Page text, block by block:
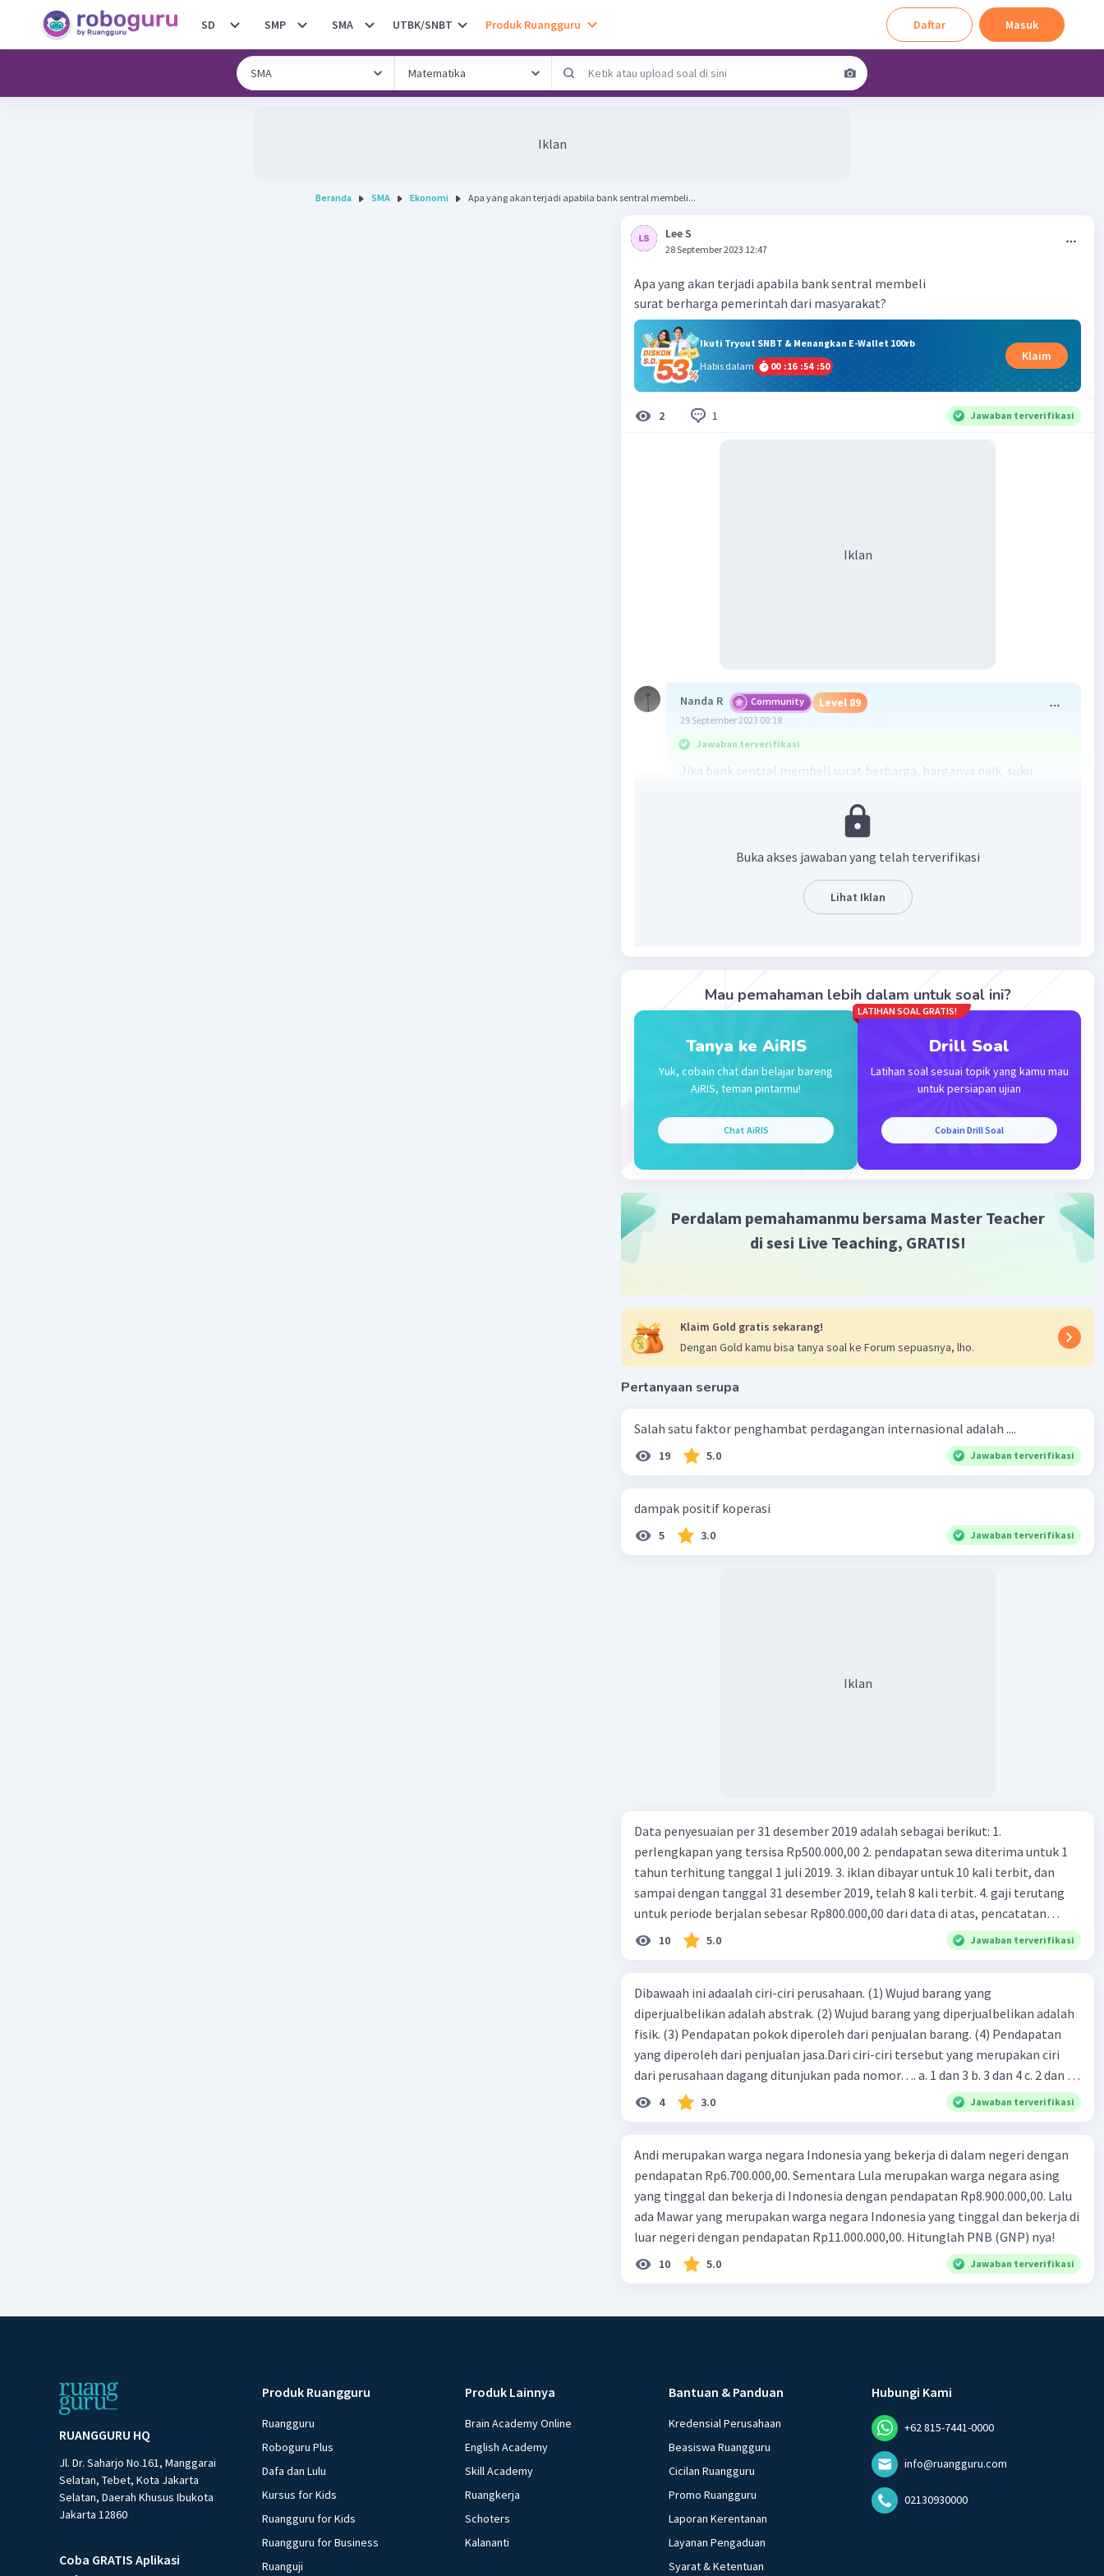
SD SMP SMA UTBK/SNBT Produk Ruangguru Daftar Masuk
Iklan
Beranda SMA Ekonomi Apa yang akan terjadi apabila bank sentral membeli...
Lee S
28 September 2023 12:47
Apa yang akan terjadi apabila bank sentral membeli
surat berharga pemerintah dari masyarakat?
Ikuti Tryout SNBT & Menangkan E-Wallet 100rb
Habis dalam
00 :16 :54 :50
Klaim
2 1 Jawaban terverifikasi
Iklan
Nanda R Community Level 89
29 September 2023 00:18
Jawaban terverifikasi
Jika bank sentral membeli surat berharga, harganya naik, suku
Balas
Buka akses jawaban yang telah terverifikasi
Lihat Iklan
Mau pemahaman lebih dalam untuk soal ini?
Tanya ke AiRIS
Yuk, cobain chat dan belajar bareng
AiRIS, teman pintarmu!
Chat AiRIS
LATIHAN SOAL GRATIS!
Drill Soal
Latihan soal sesuai topik yang kamu mau
untuk persiapan ujian
Cobain Drill Soal
Perdalam pemahamanmu bersama Master Teacher
di sesi Live Teaching, GRATIS!
Klaim Gold gratis sekarang!
Dengan Gold kamu bisa tanya soal ke Forum sepuasnya, lho.
Pertanyaan serupa
Salah satu faktor penghambat perdagangan internasional adalah ....
19 5.0 Jawaban terverifikasi
dampak positif koperasi
5 3.0 Jawaban terverifikasi
Iklan
Data penyesuaian per 31 desember 2019 adalah sebagai berikut: 1.
perlengkapan yang tersisa Rp500.000,00 2. pendapatan sewa diterima untuk 1
tahun terhitung tanggal 1 juli 2019. 3. iklan dibayar untuk 10 kali terbit, dan
sampai dengan tanggal 31 desember 2019, telah 8 kali terbit. 4. gaji terutang
untuk periode berjalan sebesar Rp800.000,00 dari data di atas, pencatatan
jurnal pembalik yang benar adalah ....
10 5.0 Jawaban terverifikasi
Dibawaah ini adaalah ciri-ciri perusahaan. (1) Wujud barang yang
diperjualbelikan adalah abstrak. (2) Wujud barang yang diperjualbelikan adalah
fisik. (3) Pendapatan pokok diperoleh dari penjualan barang. (4) Pendapatan
yang diperoleh dari penjualan jasa.Dari ciri-ciri tersebut yang merupakan ciri
dari perusahaan dagang ditunjukan pada nomor…. a. 1 dan 3 b. 3 dan 4 c. 2 dan 3
d. 1 dan 2 e. 2 dan 4
4 3.0 Jawaban terverifikasi
Andi merupakan warga negara Indonesia yang bekerja di dalam negeri dengan
pendapatan Rp6.700.000,00. Sementara Lula merupakan warga negara asing
yang tinggal dan bekerja di Indonesia dengan pendapatan Rp8.900.000,00. Lalu
ada Mawar yang merupakan warga negara Indonesia yang tinggal dan bekerja di
luar negeri dengan pendapatan Rp11.000.000,00. Hitunglah PNB (GNP) nya!
10 5.0 Jawaban terverifikasi
RUANGGURU HQ
Jl. Dr. Saharjo No.161, Manggarai
Selatan, Tebet, Kota Jakarta
Selatan, Daerah Khusus Ibukota
Jakarta 12860
Coba GRATIS Aplikasi
Produk Ruangguru
Ruangguru
Roboguru Plus
Dafa dan Lulu
Kursus for Kids
Ruangguru for Kids
Ruangguru for Business
Ruanguji
Produk Lainnya
Brain Academy Online
English Academy
Skill Academy
Ruangkerja
Schoters
Kalananti
Bantuan & Panduan
Kredensial Perusahaan
Beasiswa Ruangguru
Cicilan Ruangguru
Promo Ruangguru
Laporan Kerentanan
Layanan Pengaduan
Syarat & Ketentuan
Hubungi Kami
+62 815-7441-0000
info@ruangguru.com
02130930000